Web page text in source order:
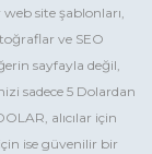
site şablonları,
ve SEO
sayfayla değil,
sadece 5 Dolardan
alıcılar için
ise güvenilir bir